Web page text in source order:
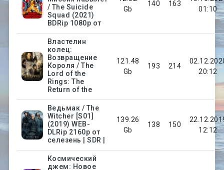
/ The Suicide
Squad (2021)
BDRip 1080p от
Gb
140 163
01:10
Властелин
колец:
Возвращение
Короля / The
Lord of the
Rings: The
Return of the
121.48
Gb
193 214
20:12
Ведьмак / The
Witcher [S01]
(2019) WEB-
DLRip 2160p от
селезень | SDR |
139.26
Gb
138 150
12:12
Космический
джем: Новое